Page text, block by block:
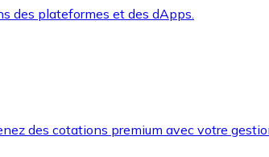
des plateformes et des dApps.
des cotations premium avec votre